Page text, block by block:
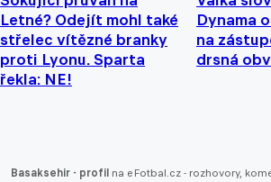
Letné? Odejít mohl také
střelec vítězné branky
proti Lyonu. Sparta
řekla: NE!
Dynama
na
drsná
Basaksehir - profil na eFotbal.cz - rozhovory,